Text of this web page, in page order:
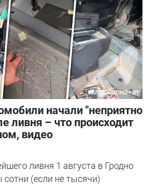
начали "неприятно
ливня – что происходит
видео
ливня 1 августа в Гродно
(если не тысячи)